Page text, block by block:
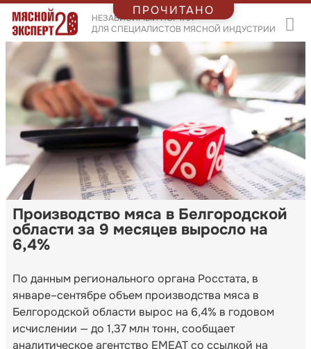
НЕЗАВИСИМЫЙ ПОРТАЛ
ДЛЯ СПЕЦИАЛИСТОВ МЯСНОЙ ИНДУСТРИИ
Производство мяса в Белгородской
области за 9 месяцев выросло на
6,4%
По данным регионального органа Росстата, в
январе–сентябре объем производства мяса в
Белгородской области вырос на 6,4% в годовом
исчислении — до 1,37 млн тонн, сообщает
аналитическое агентство EMEAT со ссылкой на
ПРОЧИТАНО